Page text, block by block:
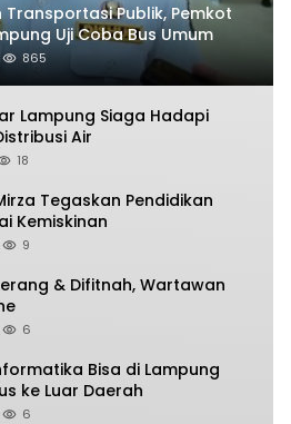
Transportasi Publik, Pemkot
Uji Coba Bus Umum
865
Lampung Siaga Hadapi
Air
18
Tegaskan Pendidikan
Kemiskinan
9
& Difitnah, Wartawan
6
Bisa di Lampung
ke Luar Daerah
6